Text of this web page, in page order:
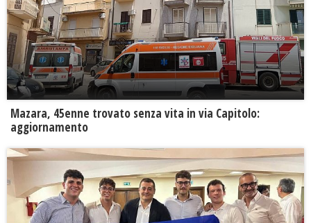
Mazara, 45enne trovato senza vita in via Capitolo:
aggiornamento